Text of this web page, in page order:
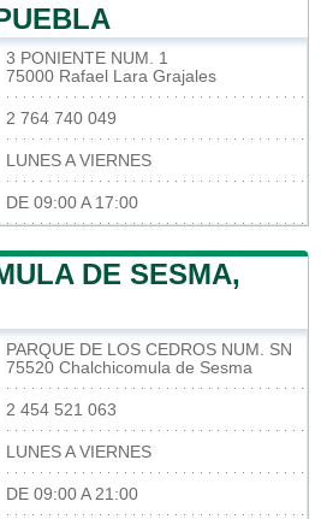
3 PONIENTE NUM. 1
75000 Rafael Lara Grajales
2 764 740 049
LUNES A VIERNES
DE 09:00 A 17:00
DE SESMA,
PARQUE DE LOS CEDROS NUM. SN
75520 Chalchicomula de Sesma
2 454 521 063
LUNES A VIERNES
DE 09:00 A 21:00